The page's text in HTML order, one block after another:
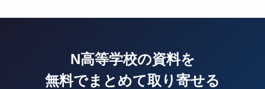
N高等学校の資料を
無料でまとめて取り寄せる